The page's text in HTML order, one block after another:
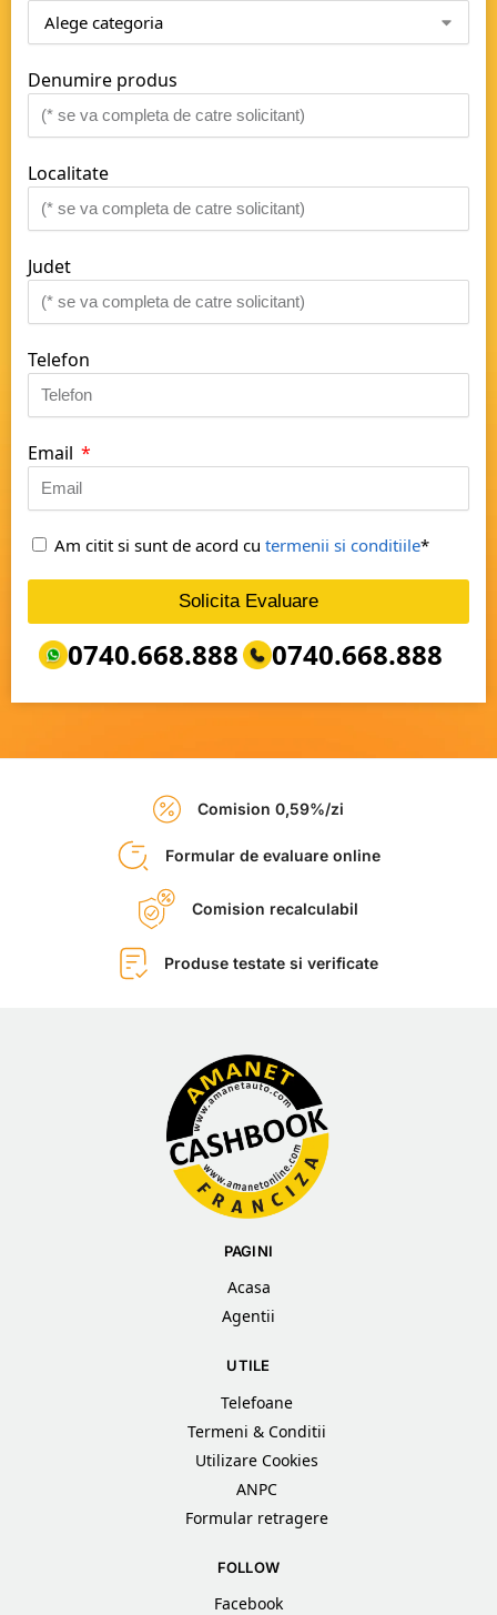
Denumire produs
Localitate
Judet
Telefon
Email
Am citit si sunt de acord cu termenii si conditiile*
Solicita Evaluare
0740.668.888 0740.668.888
Comision 0,59%/zi
Formular de evaluare online
Comision recalculabil
Produse testate si verificate
PAGINI
Acasa
Agentii
UTILE
Telefoane
Termeni & Conditii
Utilizare Cookies
ANPC
Formular retragere
FOLLOW
Facebook